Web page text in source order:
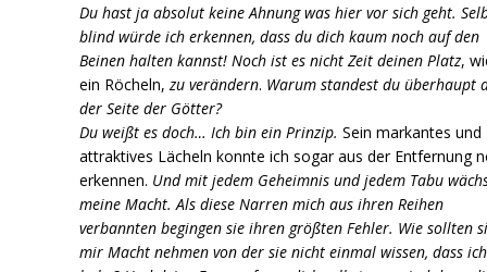
Du hast ja absolut keine Ahnung was hier vor sich geht.
blind würde ich erkennen, dass du dich kaum noch auf den
Beinen halten kannst! Noch ist es nicht Zeit deinen Platz,
ein Röcheln,zu verändern. Warum standest du überhaupt
der Seite der Götter?
Du weißt es doch… Ich bin ein Prinzip. Sein markantes und
attraktives Lächeln konnte ich sogar aus der Entfernung
erkennen. Und mit jedem Geheimnis und jedem Tabu
meine Macht. Als diese Narren mich aus ihren Reihen
verbannten begingen sie ihren größten Fehler. Wie sollten
mir Macht nehmen von der sie nicht einmal wissen, dass